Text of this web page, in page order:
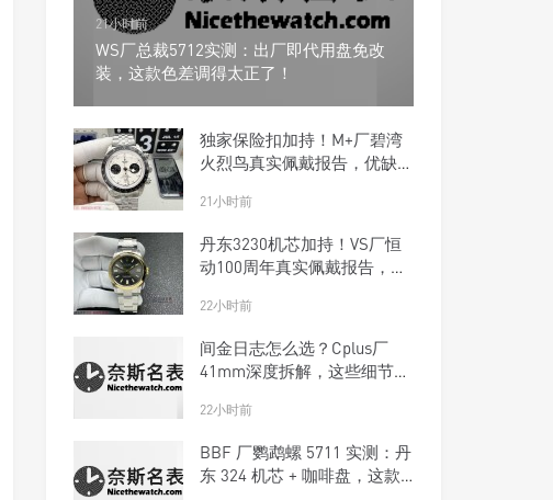
WS厂总裁5712实测：出厂即代用盘免改
装，这款色差调得太正了！
独家保险扣加持！M+厂碧湾
火烈鸟真实佩戴报告，优缺点
一次说清楚
21小时前
丹东3230机芯加持！VS厂恒
动100周年真实佩戴报告，优
缺点一次说清楚
22小时前
间金日志怎么选？Cplus厂
41mm深度拆解，这些细节商
家不敢说
22小时前
BBF 厂鹦鹉螺 5711 实测：丹
东 324 机芯 + 咖啡盘，这款
复刻钢王太优雅了！
22小时前